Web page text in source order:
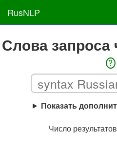
RusNLP
Слова запроса
?
Показать
Число